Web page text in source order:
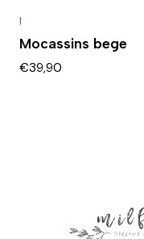
|
Mocassins bege
€39,90